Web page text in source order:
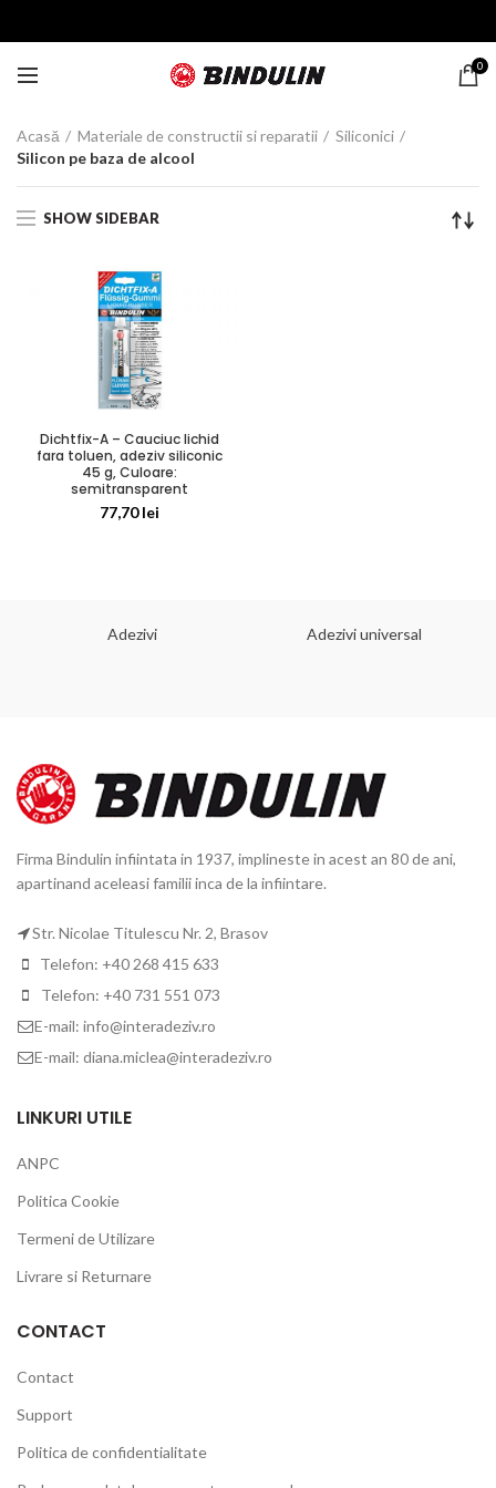
0
Acasă Materiale de constructii si reparatii
Siliconici
Silicon pe baza de alcool
SHOW SIDEBAR
Dichtfix-A – Cauciuc lichid
fara toluen, adeziv siliconic
45 g, Culoare:
semitransparent
77,70lei
Adezivi Adezivi universal
Firma Bindulin infiintata in 1937, implineste in acest an 80 de ani,
apartinand aceleasi familii inca de la infiintare.
Str. Nicolae Titulescu Nr. 2, Brasov
Telefon: +40 268 415 633
Telefon: +40 731 551 073
E-mail: info@interadeziv.ro
E-mail: diana.miclea@interadeziv.ro
LINKURI UTILE
ANPC
Politica Cookie
Termeni de Utilizare
Livrare si Returnare
CONTACT
Contact
Support
Politica de confidentialitate